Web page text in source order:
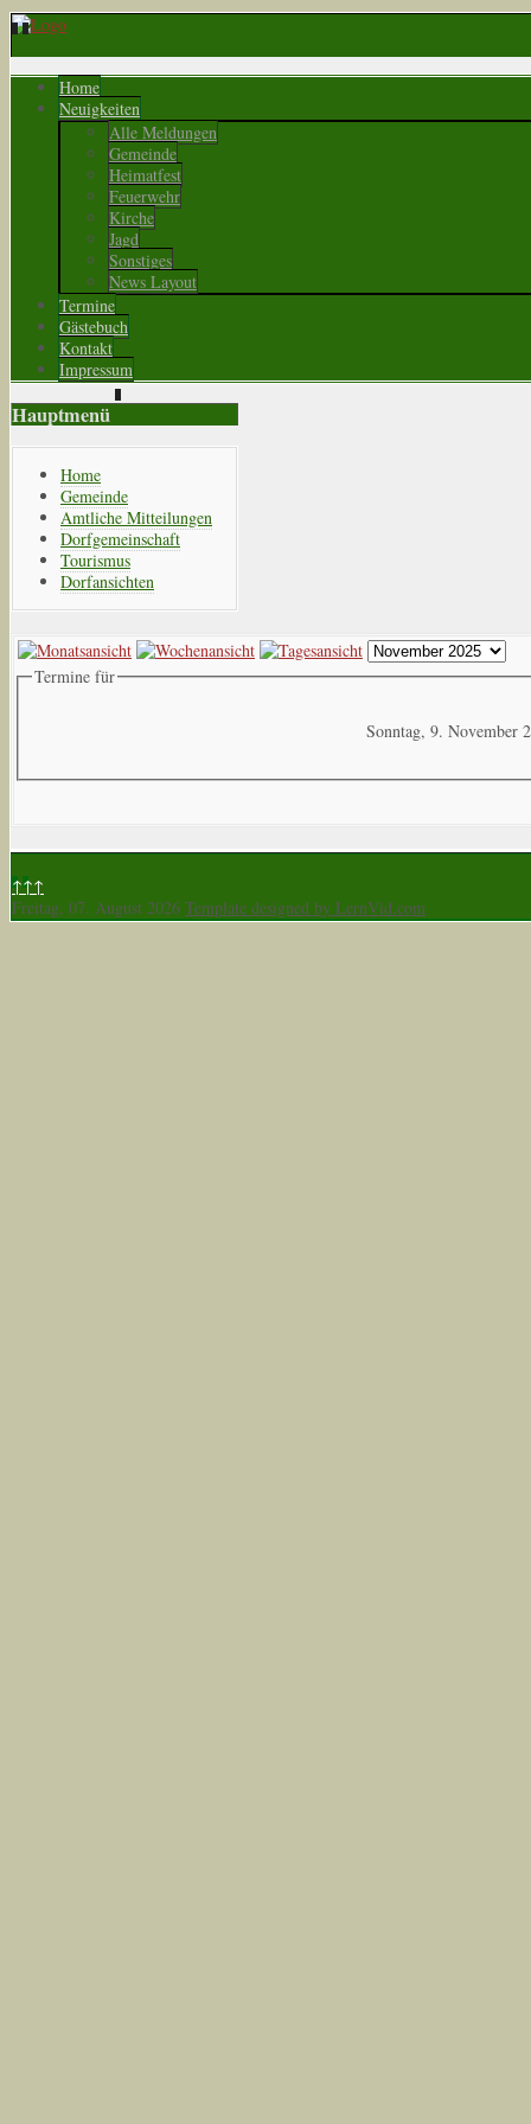
Home
Neuigkeiten
Alle Meldungen
Gemeinde
Heimatfest
Feuerwehr
Kirche
Jagd
Sonstiges
News Layout
Termine
Gästebuch
Kontakt
Impressum
Hauptmenü
Home
Gemeinde
Amtliche Mitteilungen
Dorfgemeinschaft
Tourismus
Dorfansichten
Termine für
Sonntag, 9. November
↑↑↑
Freitag, 07. August 2026 Template designed by LernVid.com